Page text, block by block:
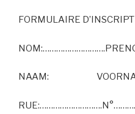
FORMULAIRE
NAAM: